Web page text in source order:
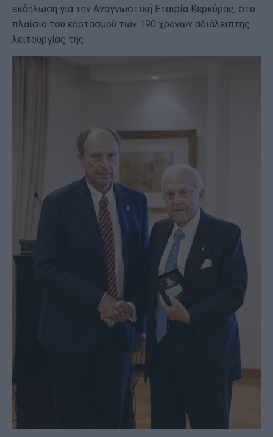
εκδήλωση για την Αναγνωστική Εταιρία Κερκύρας, στο
πλαίσιο του εορτασμού των 190 χρόνων αδιάλειπτης
λειτουργίας της.